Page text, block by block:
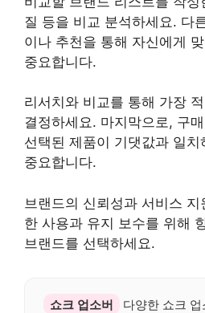
질 등을 비교 분석하세요. 다
이나 추천을 통해 자신에게
중요합니다.
리서치와 비교를 통해 가장
결정하세요. 마지막으로, 구
선택된 제품이 기댓값과 일치
중요합니다.
브랜드의 신뢰성과 서비스
한 사용과 유지 보수를 위해
브랜드를 선택하세요.
쇼크 업소버
다양한 쇼크